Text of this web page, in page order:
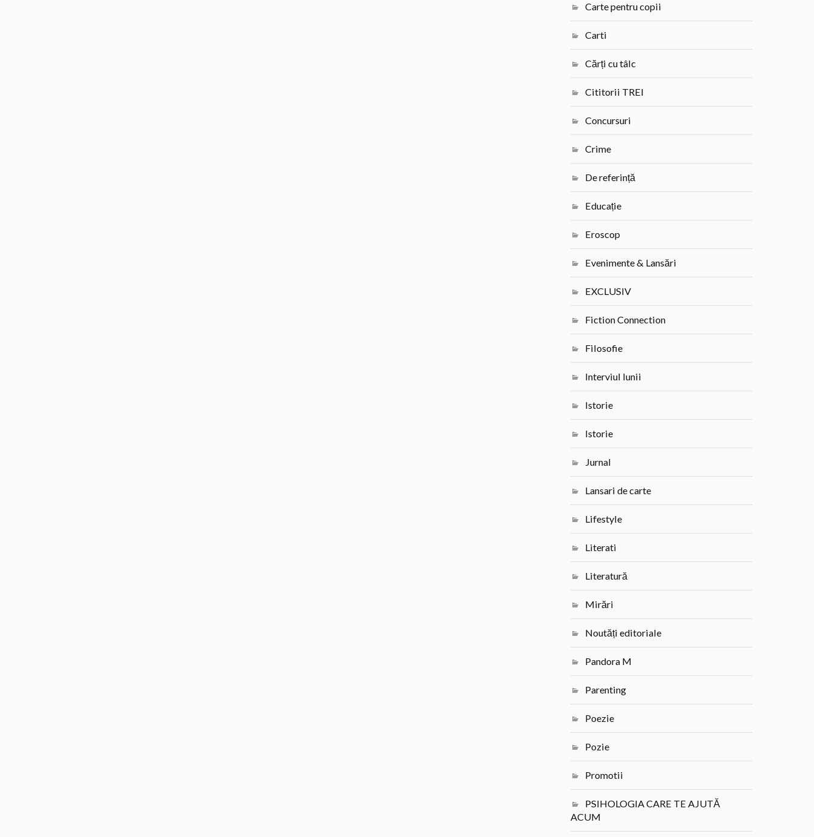
Carte pentru copii
Carti
Cărți cu tâlc
Cititorii TREI
Concursuri
Crime
De referință
Educație
Eroscop
Evenimente & Lansări
EXCLUSIV
Fiction Connection
Filosofie
Interviul lunii
Istorie
Istorie
Jurnal
Lansari de carte
Lifestyle
Literati
Literatură
Mirări
Noutăți editoriale
Pandora M
Parenting
Poezie
Pozie
Promotii
PSIHOLOGIA CARE TE AJUTĂ
ACUM